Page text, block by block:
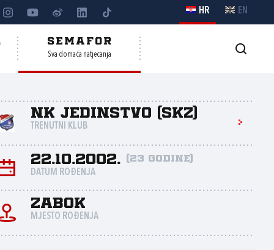
HR EN
SEMAFOR
Sva domaća natjecanja
NK Jedinstvo (SKZ)
TRENUTNI KLUB
22.10.2002. (23 godine)
DATUM ROĐENJA
Zabok
MJESTO ROĐENJA